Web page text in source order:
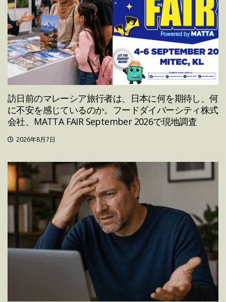
訪日前のマレーシア旅行者は、日本に何を期待し、何
に不安を感じているのか。フードダイバーシティ株式
会社、MATTA FAIR September 2026で現地調査
2026年8月7日